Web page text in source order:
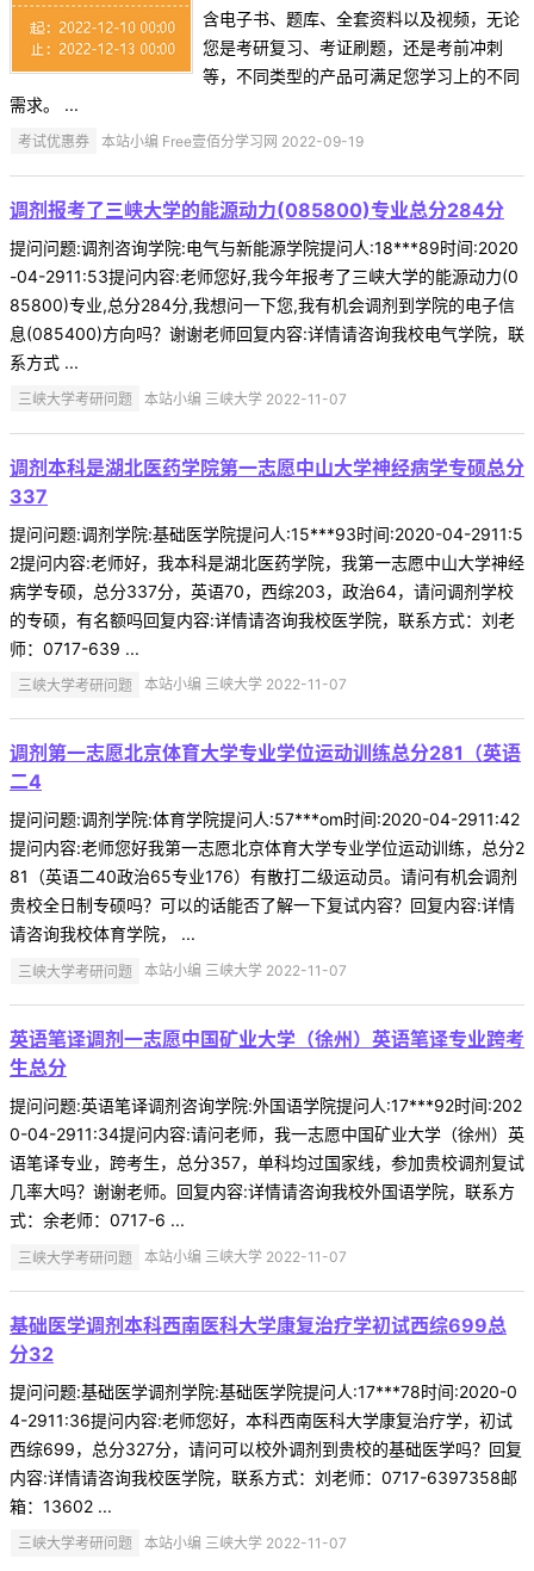
含电子书、题库、全套资料以及视频，无论
您是考研复习、考证刷题，还是考前冲刺
等，不同类型的产品可满足您学习上的不同
需求。 ...
考试优惠券 本站小编 Free壹佰分学习网 2022-09-19
调剂报考了三峡大学的能源动力(085800)专业总分284分
提问问题:调剂咨询学院:电气与新能源学院提问人:18***89时间:2020
-04-2911:53提问内容:老师您好,我今年报考了三峡大学的能源动力(0
85800)专业,总分284分,我想问一下您,我有机会调剂到学院的电子信
息(085400)方向吗？谢谢老师回复内容:详情请咨询我校电气学院，联
系方式 ...
三峡大学考研问题 本站小编 三峡大学 2022-11-07
调剂本科是湖北医药学院第一志愿中山大学神经病学专硕总分
337
提问问题:调剂学院:基础医学院提问人:15***93时间:2020-04-2911:5
2提问内容:老师好，我本科是湖北医药学院，我第一志愿中山大学神经
病学专硕，总分337分，英语70，西综203，政治64，请问调剂学校
的专硕，有名额吗回复内容:详情请咨询我校医学院，联系方式：刘老
师：0717-639 ...
三峡大学考研问题 本站小编 三峡大学 2022-11-07
调剂第一志愿北京体育大学专业学位运动训练总分281（英语
二4
提问问题:调剂学院:体育学院提问人:57***om时间:2020-04-2911:42
提问内容:老师您好我第一志愿北京体育大学专业学位运动训练，总分2
81（英语二40政治65专业176）有散打二级运动员。请问有机会调剂
贵校全日制专硕吗？可以的话能否了解一下复试内容？回复内容:详情
请咨询我校体育学院， ...
三峡大学考研问题 本站小编 三峡大学 2022-11-07
英语笔译调剂一志愿中国矿业大学（徐州）英语笔译专业跨考
生总分
提问问题:英语笔译调剂咨询学院:外国语学院提问人:17***92时间:202
0-04-2911:34提问内容:请问老师，我一志愿中国矿业大学（徐州）英
语笔译专业，跨考生，总分357，单科均过国家线，参加贵校调剂复试
几率大吗？谢谢老师。回复内容:详情请咨询我校外国语学院，联系方
式：余老师：0717-6 ...
三峡大学考研问题 本站小编 三峡大学 2022-11-07
基础医学调剂本科西南医科大学康复治疗学初试西综699总
分32
提问问题:基础医学调剂学院:基础医学院提问人:17***78时间:2020-0
4-2911:36提问内容:老师您好，本科西南医科大学康复治疗学，初试
西综699，总分327分，请问可以校外调剂到贵校的基础医学吗？回复
内容:详情请咨询我校医学院，联系方式：刘老师：0717-6397358邮
箱：13602 ...
三峡大学考研问题 本站小编 三峡大学 2022-11-07